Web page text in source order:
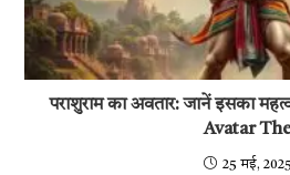
पराशुराम का अवतार: जानें इसका
Avatar
25 मई, 2025